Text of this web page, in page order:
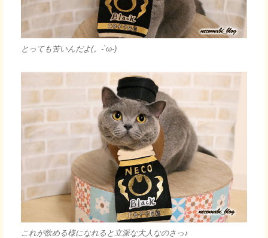
とっても苦いんだよ(。-`ω-)
これが飲める様になれると立派な大人なのさっ♪